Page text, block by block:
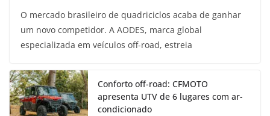
O mercado brasileiro de quadriciclos acaba de ganhar
um novo competidor. A AODES, marca global
especializada em veículos off-road, estreia
Conforto off-road: CFMOTO
apresenta UTV de 6 lugares com ar-
condicionado